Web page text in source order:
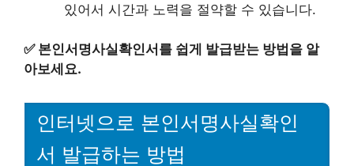
있어서 시간과 노력을 절약할 수 있습니다.
✅ 본인서명사실확인서를 쉽게 발급받는 방법을 알
아보세요.
인터넷으로 본인서명사실확인
서 발급하는 방법